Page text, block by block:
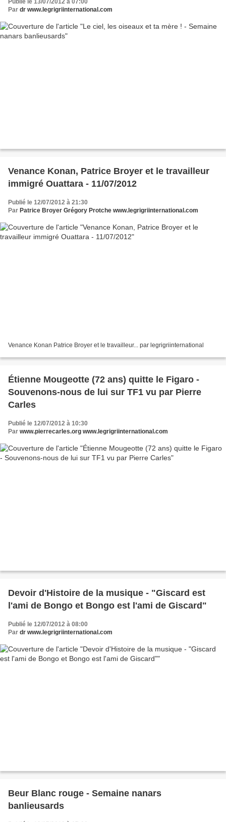
Publié le 13/07/2012 à 07:00
Par dr www.legrigriinternational.com
Venance Konan, Patrice Broyer et le travailleur
immigré Ouattara - 11/07/2012
Publié le 12/07/2012 à 21:30
Par Patrice Broyer Grégory Protche www.legrigriinternational.com
Venance Konan Patrice Broyer et le travailleur... par legrigriinternational
Étienne Mougeotte (72 ans) quitte le Figaro -
Souvenons-nous de lui sur TF1 vu par Pierre
Carles
Publié le 12/07/2012 à 10:30
Par www.pierrecarles.org www.legrigriinternational.com
Devoir d'Histoire de la musique - "Giscard est
l'ami de Bongo et Bongo est l'ami de Giscard"
Publié le 12/07/2012 à 08:00
Par dr www.legrigriinternational.com
Beur Blanc rouge - Semaine nanars
banlieusards